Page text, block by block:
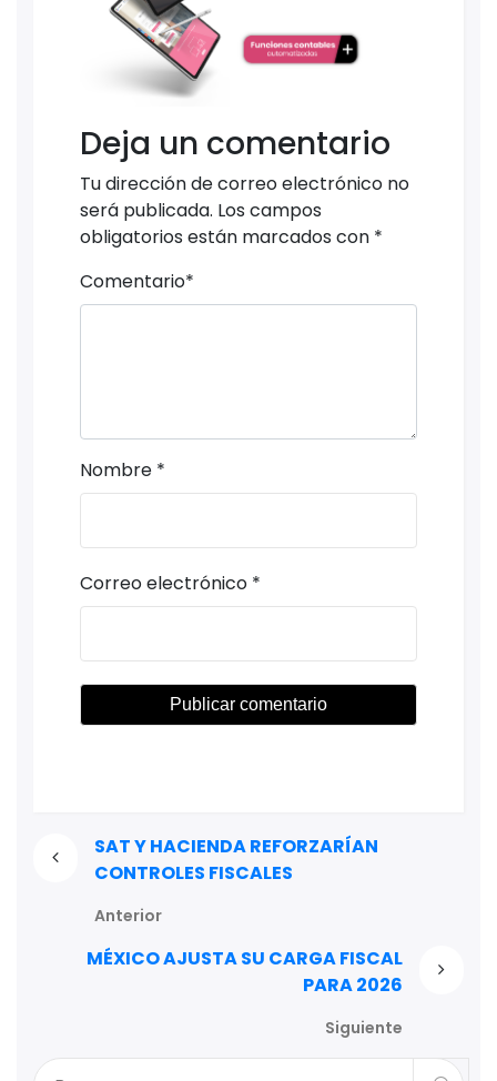
Deja un comentario
Tu dirección de correo electrónico no
será publicada. Los campos
obligatorios están marcados con *
Comentario*
Nombre *
Correo electrónico *
SAT Y HACIENDA REFORZARÍAN
CONTROLES FISCALES
Anterior
MÉXICO AJUSTA SU CARGA FISCAL
PARA 2026
Siguiente